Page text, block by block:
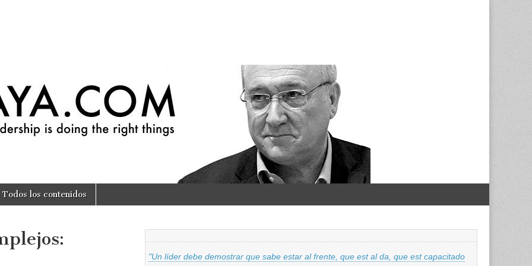
Todos los contenidos
"Un líder debe demostrar que sabe estar al frente, que est al da, que est capacitado